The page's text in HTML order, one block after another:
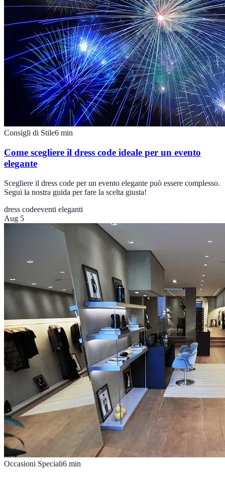
Consigli di Stile6 min
Come scegliere il dress code ideale per un evento
elegante
Scegliere il dress code per un evento elegante può essere complesso.
Segui la nostra guida per fare la scelta giusta!
dress codeeventi eleganti
Aug 5
Occasioni Speciali6 min